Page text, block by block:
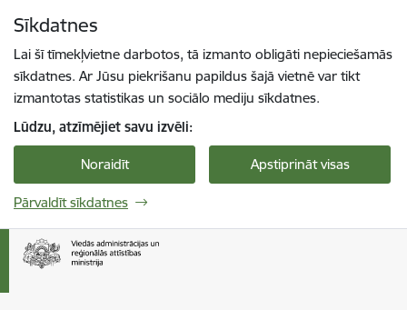
Sīkdatnes
Lai šī tīmekļvietne darbotos, tā izmanto obligāti nepieciešamās
sīkdatnes. Ar Jūsu piekrišanu papildus šajā vietnē var tikt
izmantotas statistikas un sociālo mediju sīkdatnes.
Lūdzu, atzīmējiet savu izvēli:
Noraidīt Apstiprināt visas
Pārvaldīt sīkdatnes